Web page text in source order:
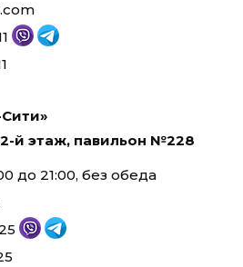
й этаж, павильон №228
до 21:00, без обеда